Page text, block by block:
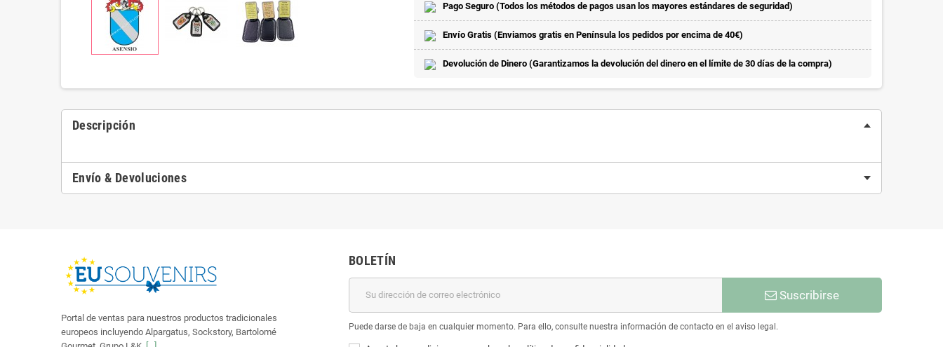
Pago Seguro (Todos los métodos de pagos usan los mayores estándares de seguridad)
Envío Gratis (Enviamos gratis en Península los pedidos por encima de 40€)
Devolución de Dinero (Garantizamos la devolución del dinero en el límite de 30 días de la compra)
Descripción
Envío & Devoluciones
Portal de ventas para nuestros productos tradicionales
europeos incluyendo Alpargatus, Sockstory, Bartolomé
BOLETÍN
Suscribirse
Puede darse de baja en cualquier momento. Para ello, consulte nuestra información de contacto en el aviso legal.